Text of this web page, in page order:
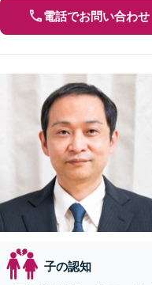
電話でお問い合わせ
子の認知